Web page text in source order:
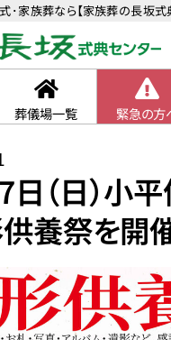
･家族葬なら【家族葬の長坂式
葬儀場一覧 緊急の方
（日）小
養祭を開